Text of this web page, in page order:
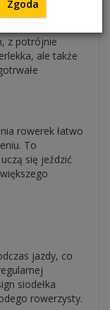
z potrójnie
ale także
rowerek łatwo
To
się jeździć
jazdy, co
siodełka
rowerzysty.
Zgoda